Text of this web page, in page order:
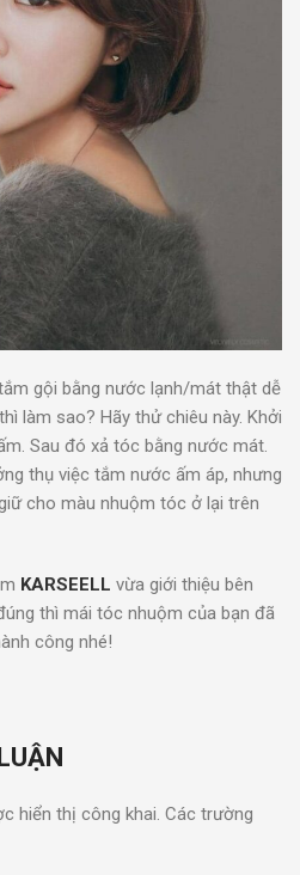
gội bằng nước lạnh/mát thật dễ
làm sao? Hãy thử chiêu này. Khởi
Sau đó xả tóc bằng nước mát.
thụ việc tắm nước ấm áp, nhưng
cho màu nhuộm tóc ở lại trên
KARSEELL vừa giới thiệu bên
thì mái tóc nhuộm của bạn đã
công nhé!
hiển thị công khai. Các trường